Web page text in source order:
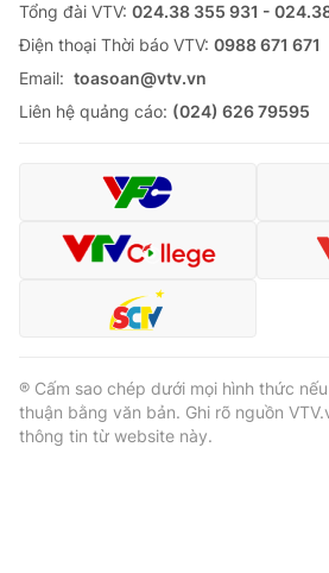
Tổng đài VTV: 024.38 355 931 -
Ðiện thoại Thời báo VTV: 0988 671 671
Email: toasoan@vtv.vn
Liên hệ quảng cáo: (024) 626 79595
® Cấm sao chép dưới mọi hình thức
thuận bằng văn bản. Ghi rõ nguồn
thông tin từ website này.